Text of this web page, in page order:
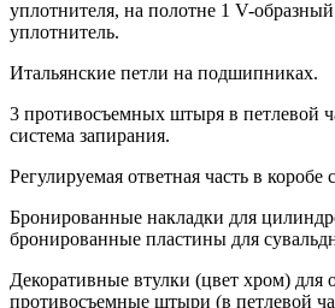
уплотнителя, на полотне 1 V-
уплотнитель.
Итальянские петли на подшипниках.
3 противосъемных штыря в петлевой
система запирания.
Регулируемая ответная часть в коробе
Бронированные накладки для
бронированные пластины для
Декоративные втулки (цвет хром) для
противосъемные штыри (в петлевой